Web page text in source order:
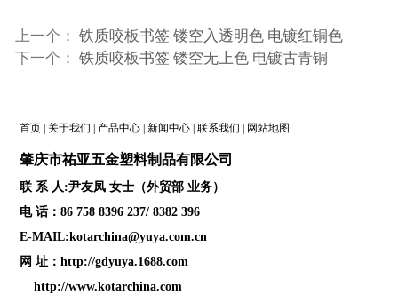
上一个： 铁质咬板书签 镂空入透明色 电镀红铜色
下一个： 铁质咬板书签 镂空无上色 电镀古青铜
首页| 关于我们 | 产品中心| 新闻中心| 联系我们 | 网站地图
肇庆市祐亚五金塑料制品有限公司
联 系 人:尹友凤 女士（外贸部 业务）
电 话：86 758 8396 237/ 8382 396
E-MAIL:kotarchina@yuya.com.cn
网 址： http://gdyuya.1688.com
http://www.kotarchina.com